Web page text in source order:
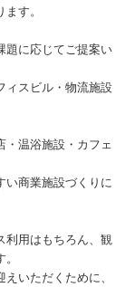
す。
題に応じてご提案い
ィスビル・物流施設
・温浴施設・カフェ
い商業施設づくりに
利用はもちろん、観
いただくために、